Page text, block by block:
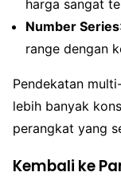
harga sangat
Number Series
range dengan
Pendekatan
lebih banyak
perangkat yang
Kembali ke